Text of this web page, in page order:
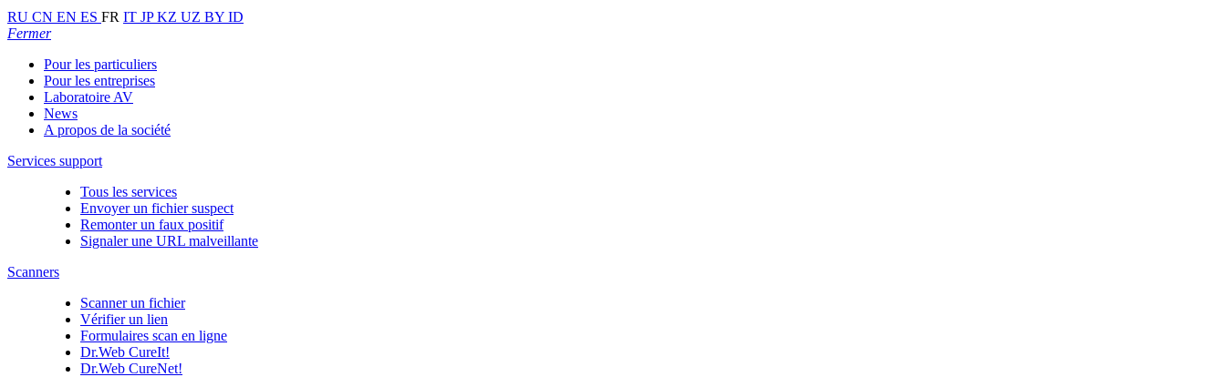
RU CN EN ES FR IT JPKZ UZ BY ID
Fermer
Pour les particuliers
Pour les entreprises
Laboratoire AV
News
A propos de la société
Services support
Tous les services
Envoyer un fichier suspect
Remonter un faux positif
Signaler une URL malveillante
Scanners
Scanner un fichier
Vérifier un lien
Formulaires scan en ligne
Dr.Web CureIt!
Dr.Web CureNet!